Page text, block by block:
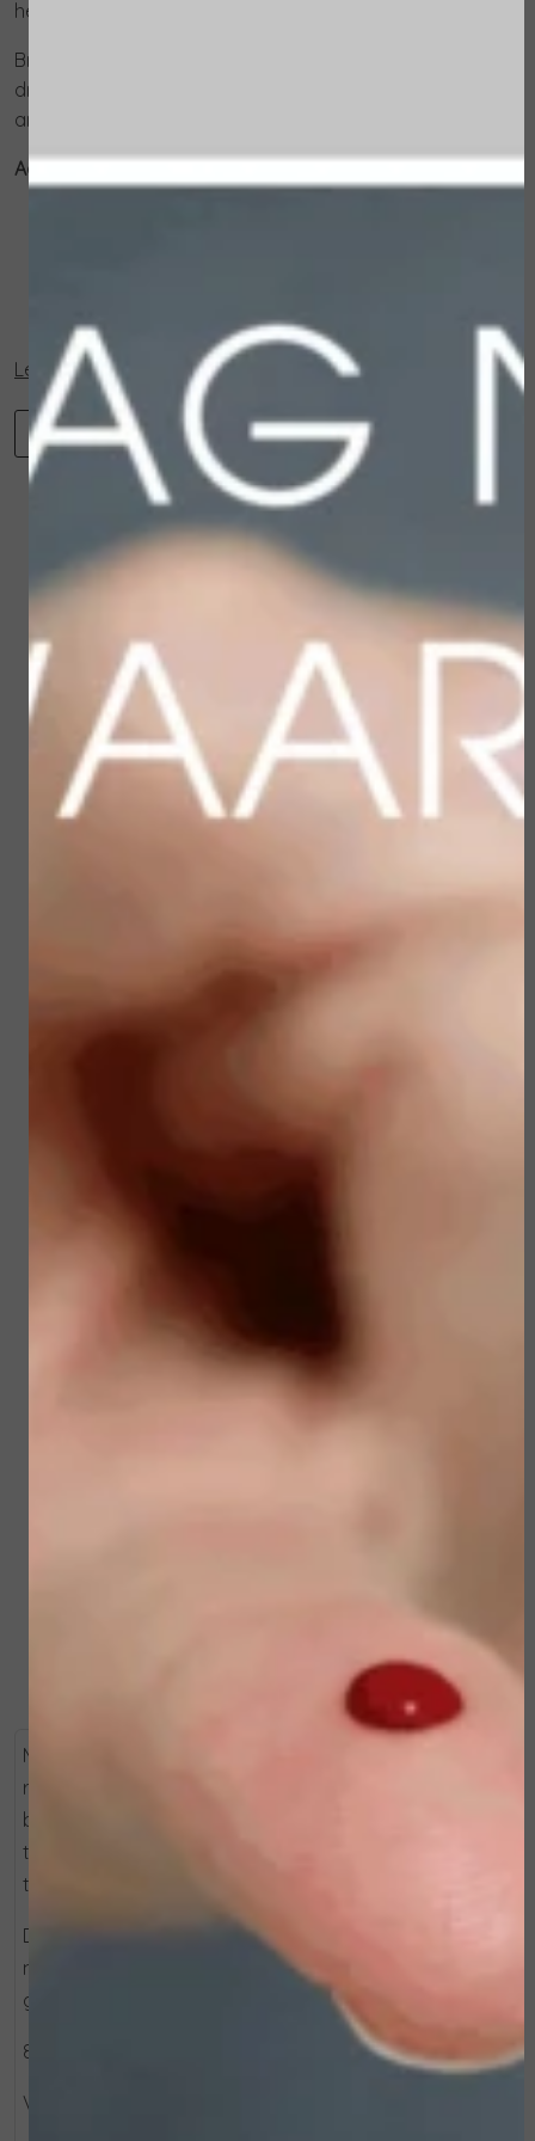
het te testen.
Breng het product aan in combinatie met een paar
druppels Renight oil om de voedende en
antioxiderende werking te versterken.
Actieve ingrediënten:
Vitamine E
Lees verder...
- + Toevoegen aan winkelwagen
Verder winkelen
Gerelateerde
producten
Sublime Skin Micropeel
Multi-vitamine nachtcrème met voedende en
reparerende werking. Verrijkt met gecertificeerde
biologische Gojibes olie, gehydrolyseerd
tomatenextract en hyaluronzuur. Dankzij de rijke
textuur is de crème ideaal als nachtbehandeling.
Deze formule is geschikt voor iedere huidconditie en
met name aanbevolen voor ondervoede, droge,
gestreste en vermoeide huid.
88% van de ingrediënten is van natuurlijke oorsprong
VOORDELEN